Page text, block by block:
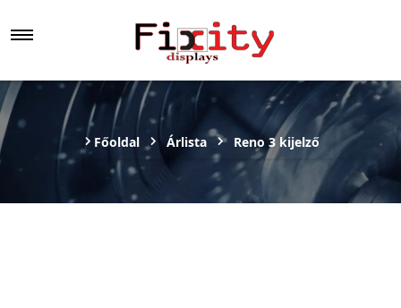
Főoldal Árlista Reno 3 kijelző